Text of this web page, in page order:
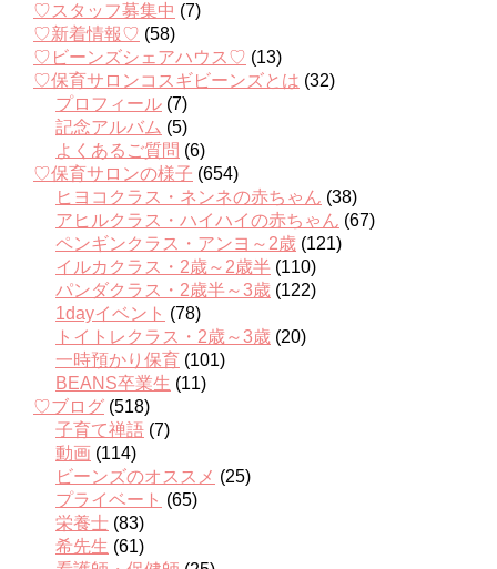
♡スタッフ募集中 (7)
♡新着情報♡ (58)
♡ビーンズシェアハウス♡ (13)
♡保育サロンコスギビーンズとは (32)
プロフィール (7)
記念アルバム (5)
よくあるご質問 (6)
♡保育サロンの様子 (654)
ヒヨコクラス・ネンネの赤ちゃん (38)
アヒルクラス・ハイハイの赤ちゃん (67)
ペンギンクラス・アンヨ～2歳 (121)
イルカクラス・2歳～2歳半 (110)
パンダクラス・2歳半～3歳 (122)
1dayイベント (78)
トイトレクラス・2歳～3歳 (20)
一時預かり保育 (101)
BEANS卒業生 (11)
♡ブログ (518)
子育て禅語 (7)
動画 (114)
ビーンズのオススメ (25)
プライベート (65)
栄養士 (83)
希先生 (61)